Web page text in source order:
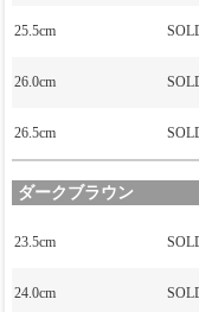
25.5cm
26.0cm
26.5cm
ダークブラウン
23.5cm
24.0cm